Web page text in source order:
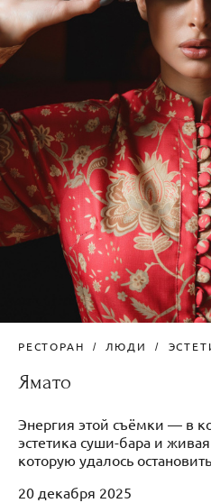
РЕСТОРАН ЛЮДИ
Ямато
Энергия этой съёмки — в
эстетика суши-бара и
которую удалось
20 декабря 2025